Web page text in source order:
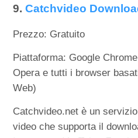
9.Catchvideo
Prezzo: Gratuito
Piattaforma: Google
Opera e tutti i browser
Web)
Catchvideo.net è un
video che supporta il